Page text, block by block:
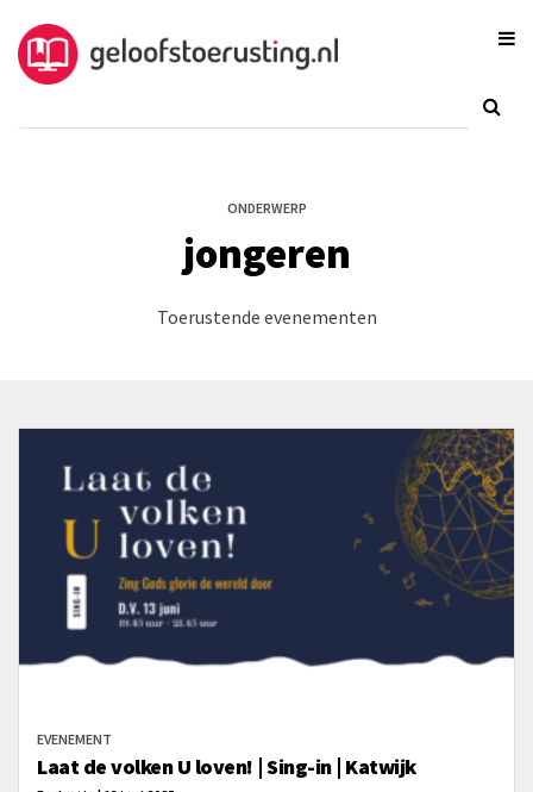
ONDERWERP
jongeren
Toerustende evenementen
EVENEMENT
Laat de volken U loven! | Sing-in | Katwijk